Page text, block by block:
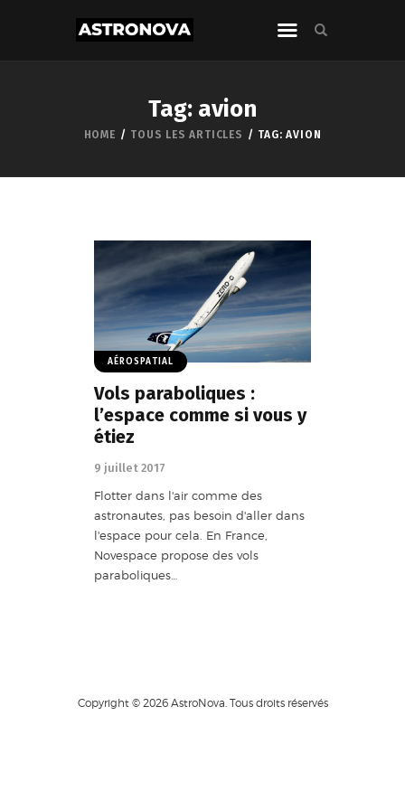
Tag: avion
HOME TOUS LES ARTICLES TAG: AVION
AÉROSPATIAL
Vols paraboliques :
l’espace comme si vous y
étiez
9 juillet 2017
Flotter dans l'air comme des
astronautes, pas besoin d'aller dans
l'espace pour cela. En France,
Novespace propose des vols
paraboliques…
Copyright © 2026 AstroNova. Tous droits réservés